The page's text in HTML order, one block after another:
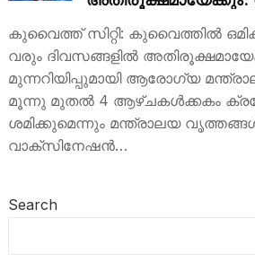
കുവൈത്ത്‌ സിറ്റി: കുവൈത്തിൽ
വരും ദിവസങ്ങളിൽ
മുന്നറിയിപ്പുമായി ആരോഗ്യ
മൂന്നു മുതൽ 4 ആഴ്ചകൾക്കകം
ശമിക്കുമെന്നും മന്ത്രാലയ വൃത്തങ്ങൾ
വാക്സിനേഷൻ…
Search